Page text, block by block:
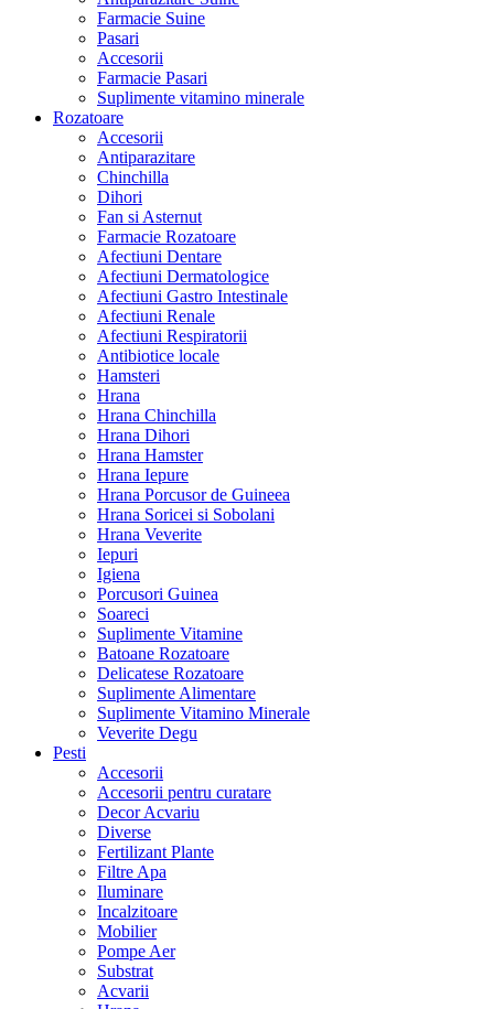
Farmacie Suine
Pasari
Accesorii
Farmacie Pasari
Suplimente vitamino minerale
Rozatoare
Accesorii
Antiparazitare
Chinchilla
Dihori
Fan si Asternut
Farmacie Rozatoare
Afectiuni Dentare
Afectiuni Dermatologice
Afectiuni Gastro Intestinale
Afectiuni Renale
Afectiuni Respiratorii
Antibiotice locale
Hamsteri
Hrana
Hrana Chinchilla
Hrana Dihori
Hrana Hamster
Hrana Iepure
Hrana Porcusor de Guineea
Hrana Soricei si Sobolani
Hrana Veverite
Iepuri
Igiena
Porcusori Guinea
Soareci
Suplimente Vitamine
Batoane Rozatoare
Delicatese Rozatoare
Suplimente Alimentare
Suplimente Vitamino Minerale
Veverite Degu
Pesti
Accesorii
Accesorii pentru curatare
Decor Acvariu
Diverse
Fertilizant Plante
Filtre Apa
Iluminare
Incalzitoare
Mobilier
Pompe Aer
Substrat
Acvarii